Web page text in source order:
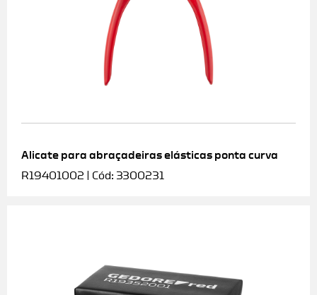
Alicate para abraçadeiras elásticas ponta curva
R19401002 | Cód: 3300231